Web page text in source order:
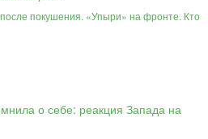
покушения. «Упыри» на фронте. Кто